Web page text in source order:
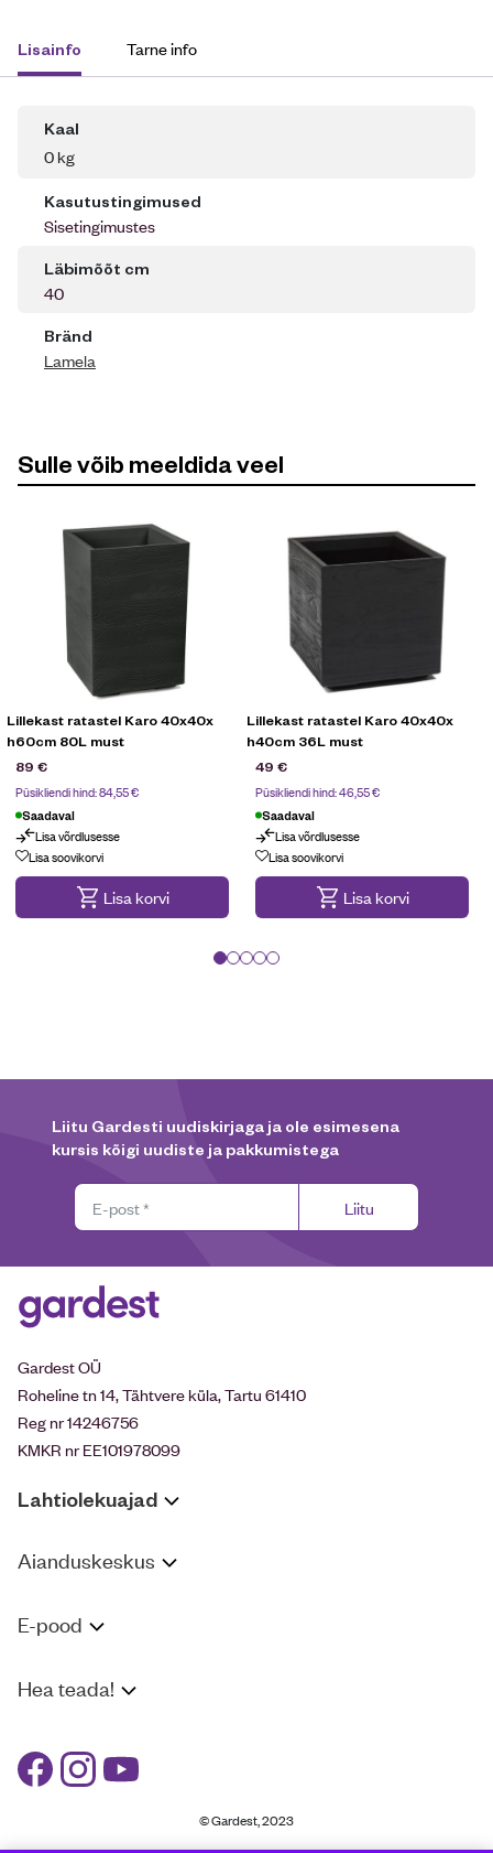
Lisainfo Tarne info
Kaal
0 kg
Kasutustingimused
Sisetingimustes
Läbimõõt cm
40
Bränd
Lamela
Sulle võib meeldida veel
Lillekast ratastel Karo 40x40x
h60cm 80L must
89 €
Püsikliendi hind:84,55€
Saadaval
Lisa võrdlusesse
Lisa soovikorvi
Lisa korvi
Lillekast ratastel Karo 40x40x
h40cm 36L must
49 €
Püsikliendi hind:46,55€
Saadaval
Lisa võrdlusesse
Lisa soovikorvi
Lisa korvi
Liitu Gardesti uudiskirjaga ja ole esimesena
kursis kõigi uudiste ja pakkumistega
Liitu
Gardest OÜ
Roheline tn 14, Tähtvere küla, Tartu 61410
Reg nr 14246756
KMKR nr EE101978099
Lahtiolekuajad
Aianduskeskus
E-pood
Hea teada!
© Gardest, 2023